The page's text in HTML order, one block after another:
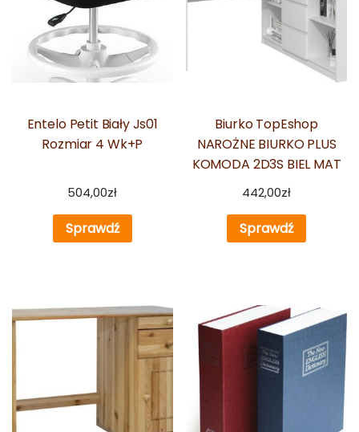
Entelo Petit Biały Js01
Rozmiar 4 Wk+P
504,00zł
Sprawdź
Biurko TopEshop
NAROŻNE BIURKO PLUS
KOMODA 2D3S BIEL MAT
442,00zł
Sprawdź